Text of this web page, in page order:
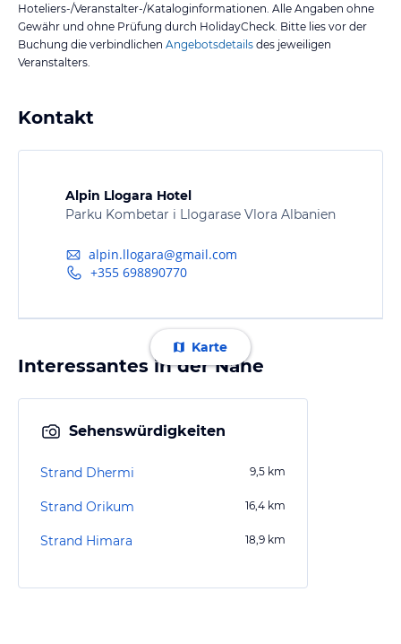
Hoteliers-/Veranstalter-/Kataloginformationen. Alle Angaben ohne
Gewähr und ohne Prüfung durch HolidayCheck. Bitte lies vor der
Buchung die verbindlichen Angebotsdetails des jeweiligen
Veranstalters.
Kontakt
Alpin Llogara Hotel
Parku Kombetar i Llogarase Vlora Albanien
alpin.llogara@gmail.com
+355 698890770
Karte
Interessantes in der Nähe
Sehenswürdigkeiten
Strand Dhermi 9,5 km
Strand Orikum 16,4 km
Strand Himara 18,9 km